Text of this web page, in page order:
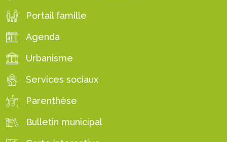
Portail famille
Agenda
Urbanisme
Services sociaux
Parenthèse
Bulletin municipal